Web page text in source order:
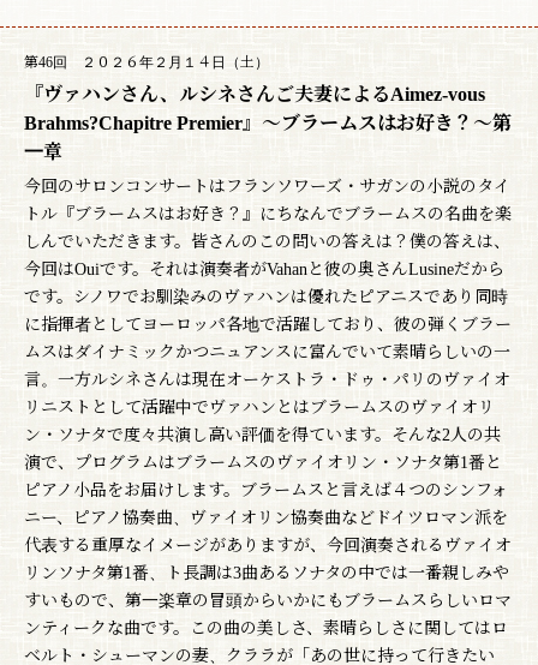
第46回 ２０２６年２月１４日（土）
『ヴァハンさん、ルシネさんご夫妻によるAimez-vous
Brahms?Chapitre Premier』〜ブラームスはお好き？〜第
一章
今回のサロンコンサートはフランソワーズ・サガンの小説のタイ
トル『ブラームスはお好き？』にちなんでブラームスの名曲を楽
しんでいただきます。皆さんのこの問いの答えは？僕の答えは、
今回はOuiです。それは演奏者がVahanと彼の奥さんLusineだから
です。シノワでお馴染みのヴァハンは優れたピアニスであり同時
に指揮者としてヨーロッパ各地で活躍しており、彼の弾くブラー
ムスはダイナミックかつニュアンスに富んでいて素晴らしいの一
言。一方ルシネさんは現在オーケストラ・ドゥ・パリのヴァイオ
リニストとして活躍中でヴァハンとはブラームスのヴァイオリ
ン・ソナタで度々共演し高い評価を得ています。そんな2人の共
演で、プログラムはブラームスのヴァイオリン・ソナタ第1番と
ピアノ小品をお届けします。ブラームスと言えば４つのシンフォ
ニー、ピアノ協奏曲、ヴァイオリン協奏曲などドイツロマン派を
代表する重厚なイメージがありますが、今回演奏されるヴァイオ
リンソナタ第1番、ト長調は3曲あるソナタの中では一番親しみや
すいもので、第一楽章の冒頭からいかにもブラームスらしいロマ
ンティークな曲です。この曲の美しさ、素晴らしさに関してはロ
ベルト・シューマンの妻、クララが「あの世に持って行きたい